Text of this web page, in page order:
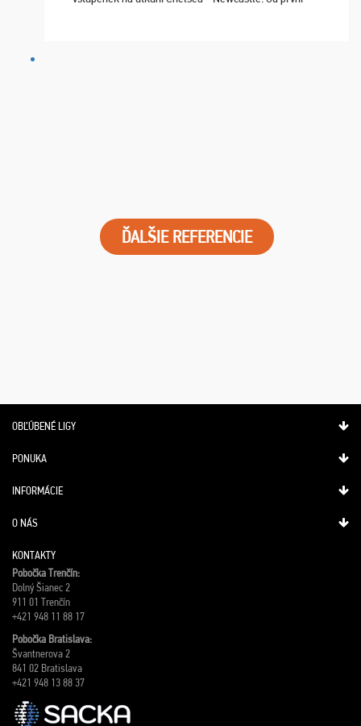
ĎALŠIE REFERENCIE
OBĽÚBENÉ LIGY
PONUKA
INFORMÁCIE
O NÁS
KONTAKTY
Pobočka Trenčín:
Dolný Šianec 2
911 01 Trenčín
+421 948 11 88 17
Pobočka Bratislava:
Švantnerova 2
841 02 Bratislava
+421 948 13 88 37